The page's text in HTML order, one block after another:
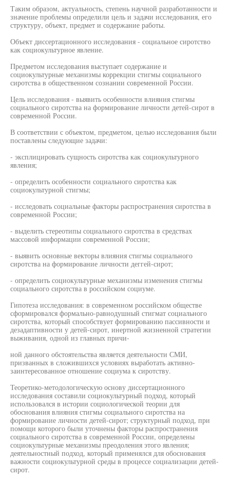
Таким образом, актуальность, степень научной разработанности и
значение проблемы определили цель и задачи исследования, его
структуру, объект, предмет и содержание работы.
Объект диссертационного исследования - социальное сиротство
как социокультурное явление.
Предметом исследования выступает содержание и
социокультурные механизмы коррекции стигмы социального
сиротства в общественном сознании современной России.
Цель исследования - выявить особенности влияния стигмы
социального сиротства на формирование личности детей-сирот в
современной России.
В соответствии с объектом, предметом, целью исследования были
поставлены следующие задачи:
- эксплицировать сущность сиротства как социокультурного
явления;
- определить особенности социального сиротства как
социокультурной стигмы;
- исследовать социальные факторы распространения сиротства в
современной России;
- выделить стереотипы социального сиротства в средствах
массовой информации современной России;
- выявить основные векторы влияния стигмы социального
сиротства на формирование личности деггей-сирот;
- определить социокультурные механизмы изменения стигмы
социального сиротства в российском социуме.
Гипотеза исследования: в современном российском обществе
сформировался формально-равнодушный стигмат социального
сиротства, который способствует формированию пассивности и
дезадаптивности у детей-сирот, инертной жизненной стратегии
выживания, одной из главных причи-
ной данного обстоятельства является деятельности СМИ,
призванных в сложившихся условиях выработать активно-
заинтересованное отношение социума к сиротству.
Теоретико-методологическую основу диссертационного
исследования составили социокультурный подход, который
использовался в истории социологической теории для
обоснования влияния стигмы социального сиротства на
формирование личности детей-сирот; структурный подход, при
помощи которого были уточнены факторы распространения
социального сиротства в современной России, определены
социокультурные механизмы преодоления этого явления;
деятельностный подход, который применялся для обоснования
важности социокультурной среды в процессе социализации детей-
сирот.